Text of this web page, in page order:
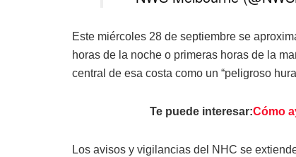
Este miércoles 28 de septiembre se
horas de la noche o primeras horas de la
central de esa costa como un “peligroso
Te puede interesar:Cómo
Los avisos y vigilancias del NHC se